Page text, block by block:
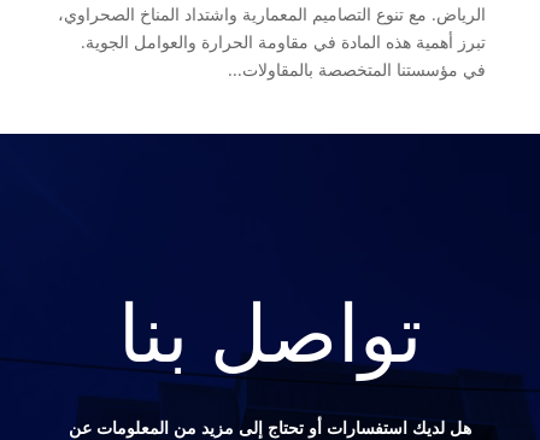
الرياض. مع تنوع التصاميم المعمارية واشتداد المناخ الصحراوي،
تبرز أهمية هذه المادة في مقاومة الحرارة والعوامل الجوية.
في مؤسستنا المتخصصة بالمقاولات...
تواصل بنا
هل لديك استفسارات أو تحتاج إلى مزيد من المعلومات عن